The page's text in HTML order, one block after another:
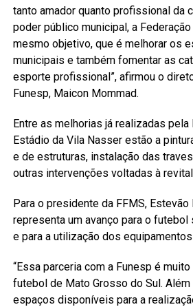
tanto amador quanto profissional da
poder público municipal, a
mesmo objetivo, que é melhorar os
municipais e também fomentar as
esporte profissional”, afirmou o
Funesp, Maicon Mommad.
Entre as melhorias já realizadas pela
Estádio da Vila Nasser estão a
e de estruturas, instalação das
outras intervenções voltadas à
Para o presidente da FFMS,
representa um avanço para o
e para a utilização dos
“Essa parceria com a Funesp é
futebol de Mato Grosso do Sul.
espaços disponíveis para a